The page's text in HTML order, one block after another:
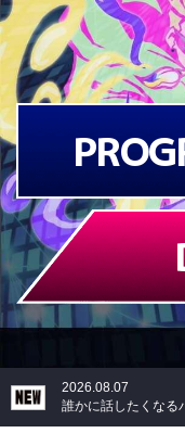
2026.08.07
誰かに話したくなる